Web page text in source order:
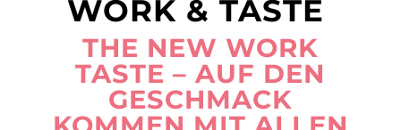
WORK & TASTE
THE NEW WORK
TASTE – AUF DEN
GESCHMACK